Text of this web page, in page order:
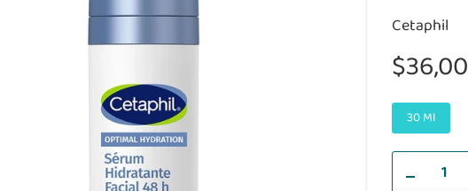
Cetaphil
$36,00
30 Ml